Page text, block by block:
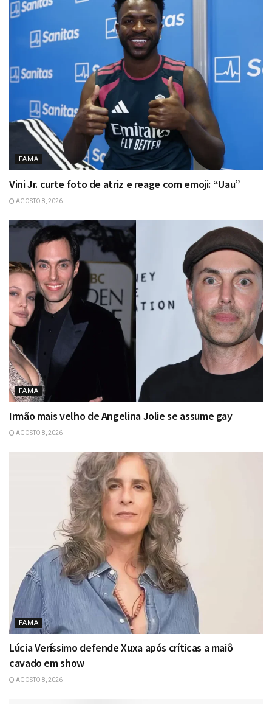
FAMA
Vini Jr. curte foto de atriz e reage com emoji: “Uau”
AGOSTO 8, 2026
FAMA
Irmão mais velho de Angelina Jolie se assume gay
AGOSTO 8, 2026
FAMA
Lúcia Veríssimo defende Xuxa após críticas a maiô
cavado em show
AGOSTO 8, 2026